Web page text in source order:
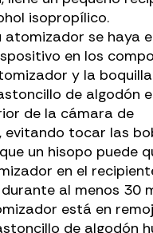
isopropílico.
atomizador se haya
en los
y la
de algodón
de la cámara de
tocar las
un hisopo puede
en el
al menos 30
está en
de algodón